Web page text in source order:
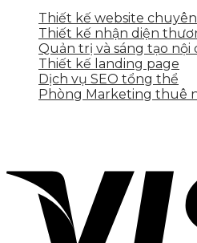
Thiết kế website
Thiết kế nhận diện
Quản trị và sáng tạo nội
Thiết kế landing page
Dịch vụ SEO tổng thể
Phòng Marketing thuê